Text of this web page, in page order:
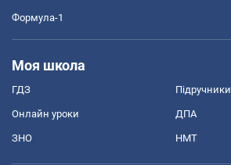
Формула-1
Моя школа
ГДЗ Підручники
Онлайн уроки ДПА
ЗНО НМТ